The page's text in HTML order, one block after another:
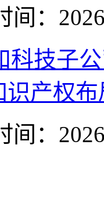
间：
科技子
识产权
间：